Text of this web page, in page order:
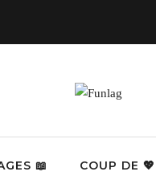
📖 COUP DE 💖